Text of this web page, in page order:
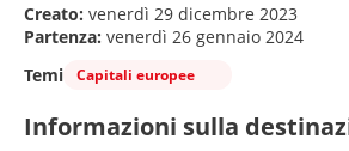
Creato: venerdì 29 dicembre 2023
Partenza: venerdì 26 gennaio 2024
Temi
Capitali europee
Informazioni sulla